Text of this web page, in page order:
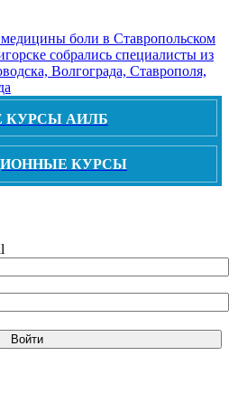
боли в Ставропольском
собрались специалисты из
Волгограда, Ставрополя,
КУРСЫ АИЛБ
КУРСЫ
Войти